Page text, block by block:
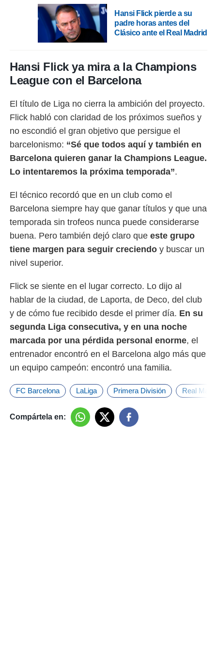
Hansi Flick pierde a su
padre horas antes del
Clásico ante el Real Madrid
Hansi Flick ya mira a la Champions
League con el Barcelona
El título de Liga no cierra la ambición del proyecto.
Flick habló con claridad de los próximos sueños y
no escondió el gran objetivo que persigue el
barcelonismo: “Sé que todos aquí y también en
Barcelona quieren ganar la Champions League.
Lo intentaremos la próxima temporada”.
El técnico recordó que en un club como el
Barcelona siempre hay que ganar títulos y que una
temporada sin trofeos nunca puede considerarse
buena. Pero también dejó claro que este grupo
tiene margen para seguir creciendo y buscar un
nivel superior.
Flick se siente en el lugar correcto. Lo dijo al
hablar de la ciudad, de Laporta, de Deco, del club
y de cómo fue recibido desde el primer día. En su
segunda Liga consecutiva, y en una noche
marcada por una pérdida personal enorme, el
entrenador encontró en el Barcelona algo más que
un equipo campeón: encontró una familia.
FC Barcelona LaLiga Primera División Real
Compártela en: